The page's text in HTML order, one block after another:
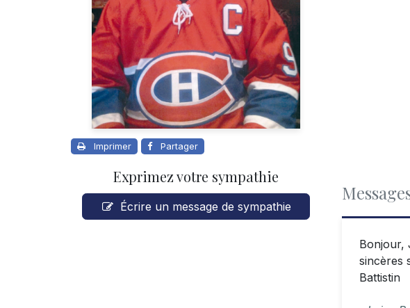
Imprimer Partager
Exprimez votre sympathie
Écrire un message de sympathie
Bonjour,
sincères
Battistin